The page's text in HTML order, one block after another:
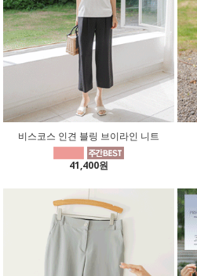
비스코스 인견 블링 브이라인 니트
41,400원